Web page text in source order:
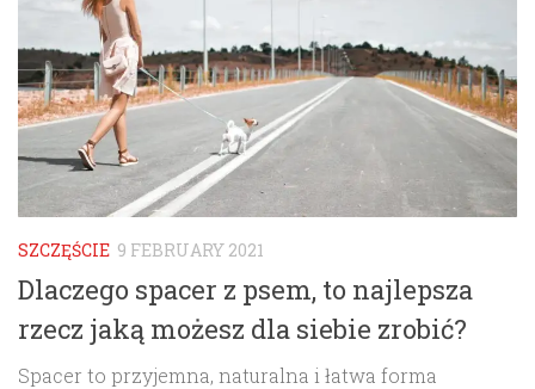
SZCZĘŚCIE 9 FEBRUARY 2021
Dlaczego spacer z psem, to najlepsza
rzecz jaką możesz dla siebie zrobić?
Spacer to przyjemna, naturalna i łatwa forma